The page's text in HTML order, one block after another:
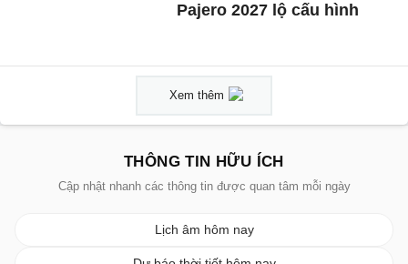
Pajero 2027 lộ cấu hình
Xem thêm
THÔNG TIN HỮU ÍCH
Cập nhật nhanh các thông tin được quan tâm mỗi ngày
Lịch âm hôm nay